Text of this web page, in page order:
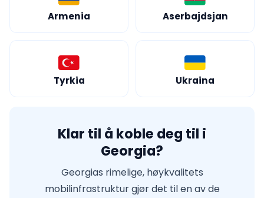
Armenia Aserbajdsjan
Tyrkia Ukraina
Klar til å koble deg til i
Georgia?
Georgias rimelige, høykvalitets
mobilinfrastruktur gjør det til en av de